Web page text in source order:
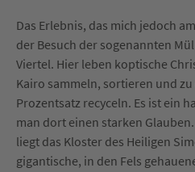
Das Erlebnis, das mich jedoch
der Besuch der sogenannten
Viertel. Hier leben koptische
Kairo sammeln, sortieren und
Prozentsatz recyceln. Es ist ein
man dort einen starken
liegt das Kloster des Heiligen
gigantische, in den Fels